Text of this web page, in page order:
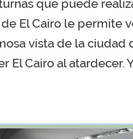
que puede
El Cairo le permite
vista de la ciudad
El Cairo al atardecer.